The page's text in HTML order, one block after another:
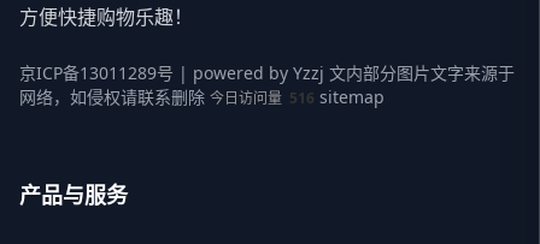
方便快捷购物乐趣！
京ICP备13011289号 | powered by Yzzj 文内部分图片文字来源于
网络，如侵权请联系删除 今日访问量 516 sitemap
产品与服务